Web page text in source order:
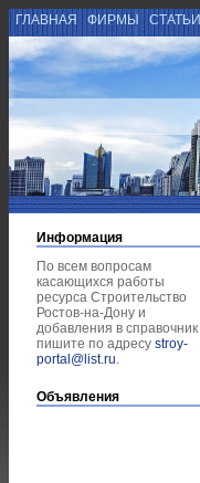
ГЛАВНАЯ ФИРМЫ СТАТЬИ
Информация
По всем вопросам
касающихся работы
ресурса Строительство
Ростов-на-Дону и
добавления в справочник
пишите по адресу stroy-
portal@list.ru.
Объявления